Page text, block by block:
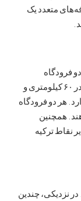
یک
در ۶۰ کیلومتری و
دو فرودگاه